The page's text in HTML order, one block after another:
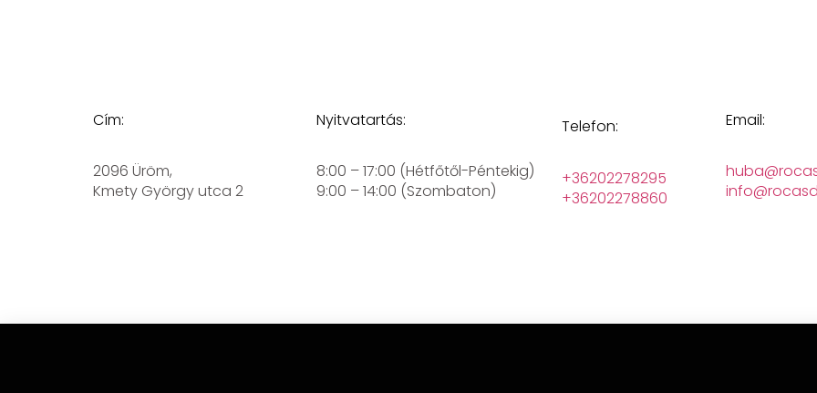
Cím:
2096 Üröm,
Kmety György utca 2
Nyitvatartás:
8:00 – 17:00 (Hétfőtől-Péntekig)
9:00 – 14:00 (Szombaton)
Telefon:
+36202278295
+36202278860
Email: